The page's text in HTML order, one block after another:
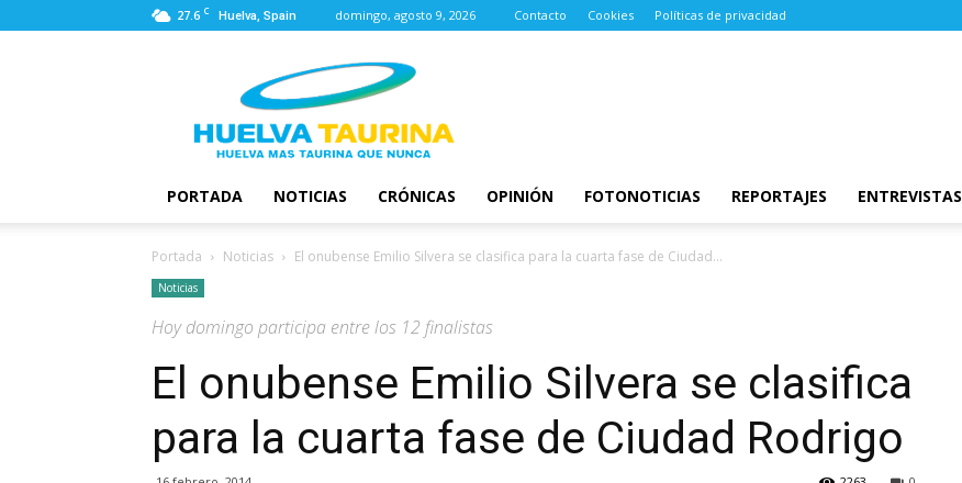
27.6 C Huelva, Spain domingo, agosto 9, 2026 Contacto Cookies Políticas de privacidad
Taurina
PORTADA NOTICIAS CRÓNICAS OPINIÓN FOTONOTICIAS REPORTAJES ENTREVISTAS
Portada Noticias El onubense Emilio Silvera se clasifica para la cuarta fase de Ciudad...
Noticias
Hoy domingo participa entre los 12 finalistas
El onubense Emilio Silvera se clasifica
para la cuarta fase de Ciudad Rodrigo